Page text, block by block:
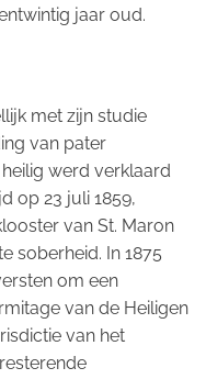
jaar oud.
met zijn studie
van pater
werd verklaard
op 23 juli 1859,
van St. Maron
soberheid. In 1875
om een
van de Heiligen
van het